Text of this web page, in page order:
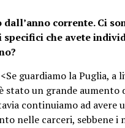
corrente. Ci
che avete
guardiamo la Puglia, a
stato un grande aumento
continuiamo ad avere
nelle carceri, sebbene i